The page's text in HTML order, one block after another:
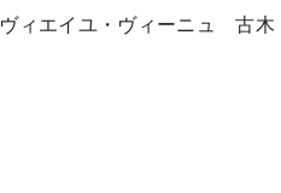
ィエイユ・ヴィーニュ 古